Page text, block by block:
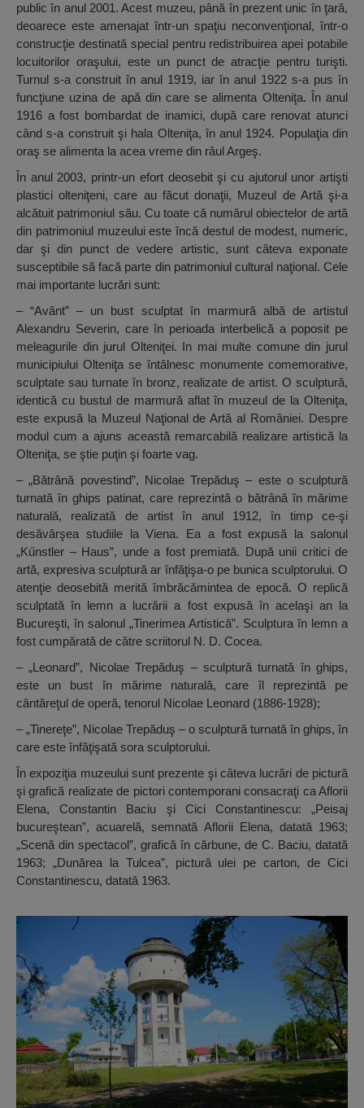
public în anul 2001. Acest muzeu, până în prezent unic în ţară,
deoarece este amenajat într-un spaţiu neconvenţional, într-o
construcţie destinată special pentru redistribuirea apei potabile
locuitorilor oraşului, este un punct de atracţie pentru turişti.
Turnul s-a construit în anul 1919, iar în anul 1922 s-a pus în
funcţiune uzina de apă din care se alimenta Olteniţa. În anul
1916 a fost bombardat de inamici, după care renovat atunci
când s-a construit şi hala Olteniţa, în anul 1924. Populaţia din
oraş se alimenta la acea vreme din râul Argeş.
În anul 2003, printr-un efort deosebit şi cu ajutorul unor artişti
plastici olteniţeni, care au făcut donaţii, Muzeul de Artă şi-a
alcătuit patrimoniul său. Cu toate că numărul obiectelor de artă
din patrimoniul muzeului este încă destul de modest, numeric,
dar şi din punct de vedere artistic, sunt câteva exponate
susceptibile să facă parte din patrimoniul cultural naţional. Cele
mai importante lucrări sunt:
– “Avânt” – un bust sculptat în marmură albă de artistul
Alexandru Severin, care în perioada interbelică a poposit pe
meleagurile din jurul Olteniţei. In mai multe comune din jurul
municipiului Olteniţa se întâlnesc monumente comemorative,
sculptate sau turnate în bronz, realizate de artist. O sculptură,
identică cu bustul de marmură aflat în muzeul de la Olteniţa,
este expusă la Muzeul Naţional de Artă al României. Despre
modul cum a ajuns această remarcabilă realizare artistică la
Olteniţa, se ştie puţin şi foarte vag.
– „Bătrână povestind”, Nicolae Trepăduş – este o sculptură
turnată în ghips patinat, care reprezintă o bătrână în mărime
naturală, realizată de artist în anul 1912, în timp ce-şi
desăvârşea studiile la Viena. Ea a fost expusă la salonul
„Kűnstler – Haus”, unde a fost premiată. După unii critici de
artă, expresiva sculptură ar înfăţişa-o pe bunica sculptorului. O
atenţie deosebită merită îmbrăcămintea de epocă. O replică
sculptată în lemn a lucrării a fost expusă în acelaşi an la
Bucureşti, în salonul „Tinerimea Artistică”. Sculptura în lemn a
fost cumpărată de către scriitorul N. D. Cocea.
– „Leonard”, Nicolae Trepăduş – sculptură turnată în ghips,
este un bust în mărime naturală, care îl reprezintă pe
cântăreţul de operă, tenorul Nicolae Leonard (1886-1928);
– „Tinereţe”, Nicolae Trepăduş – o sculptură turnată în ghips, în
care este înfăţişată sora sculptorului.
În expoziţia muzeului sunt prezente şi câteva lucrări de pictură
şi grafică realizate de pictori contemporani consacraţi ca Aflorii
Elena, Constantin Baciu şi Cici Constantinescu: „Peisaj
bucureştean”, acuarelă, semnată Aflorii Elena, datată 1963;
„Scenă din spectacol”, grafică în cărbune, de C. Baciu, datată
1963; „Dunărea la Tulcea”, pictură ulei pe carton, de Cici
Constantinescu, datată 1963.